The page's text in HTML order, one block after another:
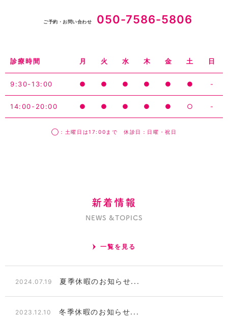
ご予約・お問い合わせ 050-7586-5806
診療時間 月 火 水 木 金 土 日
9:30-13:00 ● ● ● ● ● ● -
14:00-20:00 ● ● ● ● ● ○ -
◯：土曜日は17:00まで 休診日：日曜・祝日
新着情報
NEWS &TOPICS
一覧を見る
2024.07.19 夏季休暇のお知らせ...
2023.12.10 冬季休暇のお知らせ...